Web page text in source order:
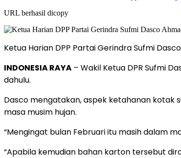
URL berhasil dicopy
Ketua Harian DPP Partai Gerindra Sufmi
INDONESIA RAYA – Wakil Ketua DPR Sufmi
dahulu.
Dasco mengatakan, aspek ketahanan kotak
masa musim hujan.
“Mengingat bulan Februari itu masih dalam
“Apabila kemudian bahan karton tersebut